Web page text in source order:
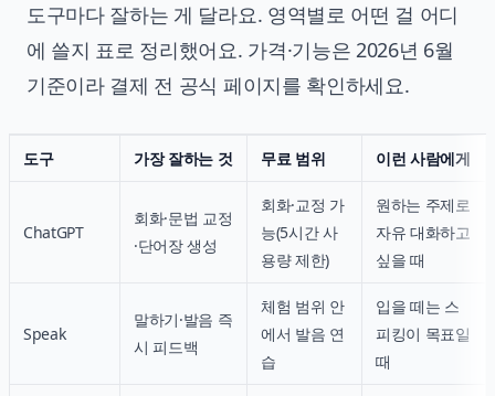
도구마다 잘하는 게 달라요. 영역별로 어떤 걸 어디
에 쓸지 표로 정리했어요. 가격·기능은 2026년 6월
기준이라 결제 전 공식 페이지를 확인하세요.
도구 가장 잘하는 것 무료 범위 이런 사람에게
ChatGPT
회화·문법 교정
·단어장 생성
회화·교정 가
능(5시간 사
용량 제한)
원하는 주제로
자유 대화하고
싶을 때
Speak
말하기·발음 즉
시 피드백
체험 범위 안
에서 발음 연
습
입을 떼는 스
피킹이 목표일
때